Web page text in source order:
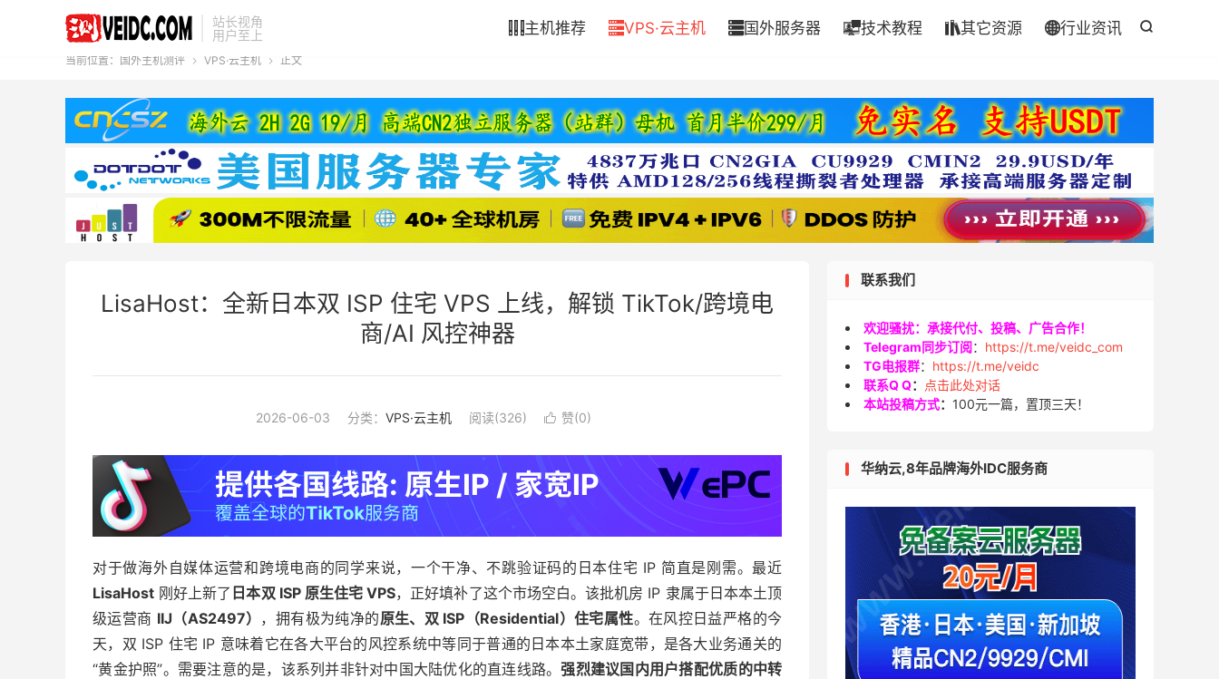
站长视角
用户至上

主机推荐 VPS·云主机 国外服务器 技术教程 其它资源 行业资讯
当前位置： 国外主机测评  VPS·云主机  正文
LisaHost：全新日本双 ISP 住宅 VPS 上线，解锁 TikTok/跨境电
商/AI 风控神器
2026-06-03 分类： VPS·云主机 阅读(326)  赞(0)
对于做海外自媒体运营和跨境电商的同学来说，一个干净、不跳验证码的日本住宅 IP 简直是刚需。最近
LisaHost 刚好上新了 日本双 ISP 原生住宅 VPS，正好填补了这个市场空白。该批机房 IP 隶属于日本本土顶
级运营商 IIJ（AS2497） ，拥有极为纯净的原生、双 ISP（Residential）住宅属性。在风控日益严格的今
天，双 ISP 住宅 IP 意味着它在各大平台的风控系统中等同于普通的日本本土家庭宽带，是各大业务通关的
“黄金护照”。需要注意的是，该系列并非针对中国大陆优化的直连线路。强烈建议国内用户搭配优质的中转
联系我们
欢迎骚扰：承接代付、投稿、广告合作！
Telegram同步订阅： https://t.me/veidc_com
TG电报群： https://t.me/veidc
联系Q Q：
点击此处对话
本站投稿方式： 100元一篇，置顶三天！
华纳云,8年品牌海外IDC服务商